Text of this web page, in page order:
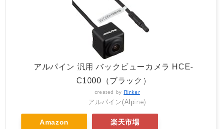
アルパイン 汎用 バックビューカメラ HCE-
C1000（ブラック）
created by Rinker
アルパイン(Alpine)
Amazon 楽天市場